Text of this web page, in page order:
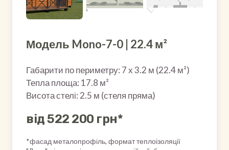
Модель Mono-7-0 | 22.4 м²
Габарити по периметру: 7 х 3.2 м (22.4 м²)
Тепла площа: 17.8 м²
Висота стелі: 2.5 м (стеля пряма)
від 522 200 грн*
*фасад металопрофіль, формат теплоізоляції